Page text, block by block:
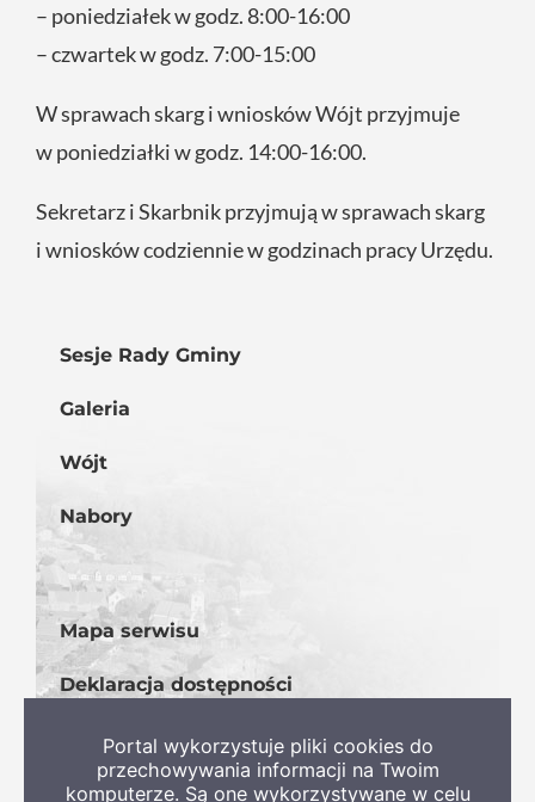
– poniedziałek w godz. 8:00-16:00
– czwartek w godz. 7:00-15:00
W sprawach skarg i wniosków Wójt przyjmuje
w poniedziałki w godz. 14:00-16:00.
Sekretarz i Skarbnik przyjmują w sprawach skarg
i wniosków codziennie w godzinach pracy Urzędu.
Sesje Rady Gminy
Galeria
Wójt
Nabory
Mapa serwisu
Deklaracja dostępności
Portal wykorzystuje pliki cookies do
przechowywania informacji na Twoim
komputerze. Są one wykorzystywane w celu